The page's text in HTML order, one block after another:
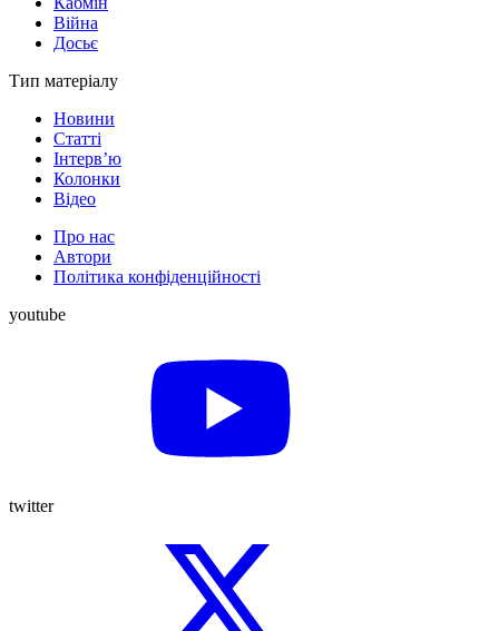
Війна
Досьє
Тип матеріалу
Новини
Статті
Інтерв’ю
Колонки
Відео
Про нас
Автори
Політика конфіденційності
youtube
twitter